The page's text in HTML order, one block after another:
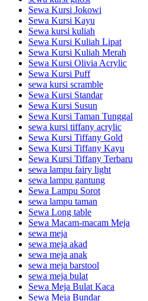
Sewa Kursi Jokowi
Sewa Kursi Kayu
Sewa kursi kuliah
Sewa Kursi Kuliah Lipat
Sewa Kursi Kuliah Merah
Sewa Kursi Olivia Acrylic
Sewa Kursi Puff
sewa kursi scramble
Sewa Kursi Standar
Sewa Kursi Susun
Sewa Kursi Taman Tunggal
sewa kursi tiffany acrylic
Sewa Kursi Tiffany Gold
Sewa Kursi Tiffany Kayu
Sewa Kursi Tiffany Terbaru
sewa lampu fairy light
sewa lampu gantung
Sewa Lampu Sorot
sewa lampu taman
Sewa Long table
Sewa Macam-macam Meja
sewa meja
sewa meja akad
sewa meja anak
sewa meja barstool
sewa meja bulat
Sewa Meja Bulat Kaca
Sewa Meja Bundar